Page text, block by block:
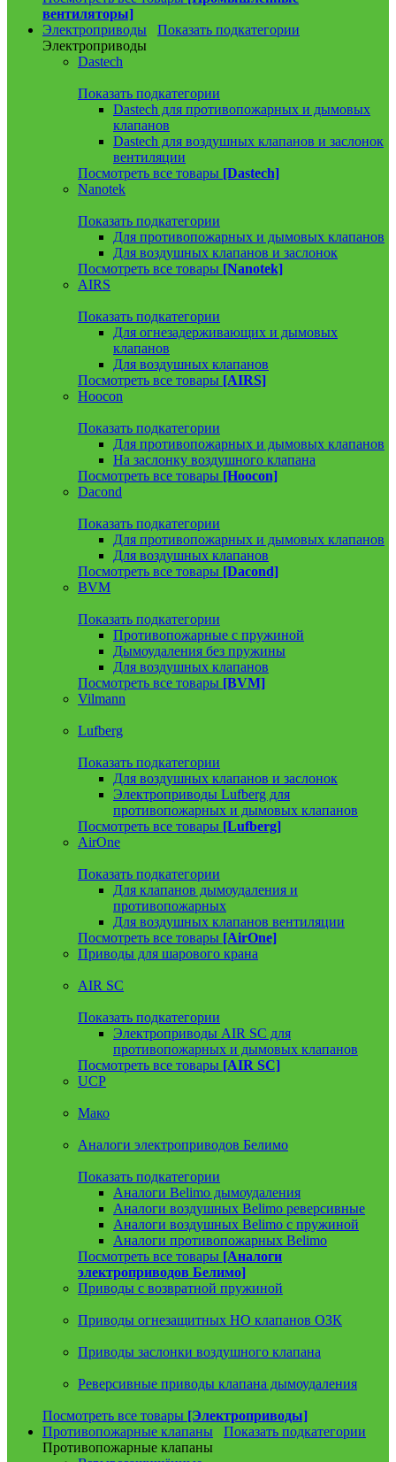
вентиляторы]
Электроприводы
Показать подкатегории
Электроприводы
Dastech
Показать подкатегории
Dastech для противопожарных и дымовых
клапанов
Dastech для воздушных клапанов и заслонок
вентиляции
Посмотреть все товары [Dastech]
Nanotek
Показать подкатегории
Для противопожарных и дымовых клапанов
Для воздушных клапанов и заслонок
Посмотреть все товары [Nanotek]
AIRS
Показать подкатегории
Для огнезадерживающих и дымовых
клапанов
Для воздушных клапанов
Посмотреть все товары [AIRS]
Hoocon
Показать подкатегории
Для противопожарных и дымовых клапанов
На заслонку воздушного клапана
Посмотреть все товары [Hoocon]
Dacond
Показать подкатегории
Для противопожарных и дымовых клапанов
Для воздушных клапанов
Посмотреть все товары [Dacond]
BVM
Показать подкатегории
Противопожарные с пружиной
Дымоудаления без пружины
Для воздушных клапанов
Посмотреть все товары [BVM]
Vilmann
Lufberg
Показать подкатегории
Для воздушных клапанов и заслонок
Электроприводы Lufberg для
противопожарных и дымовых клапанов
Посмотреть все товары [Lufberg]
AirOne
Показать подкатегории
Для клапанов дымоудаления и
противопожарных
Для воздушных клапанов вентиляции
Посмотреть все товары [AirOne]
Приводы для шарового крана
AIR SC
Показать подкатегории
Электроприводы AIR SC для
противопожарных и дымовых клапанов
Посмотреть все товары [AIR SC]
UCP
Мако
Аналоги электроприводов Белимо
Показать подкатегории
Аналоги Belimo дымоудаления
Аналоги воздушных Belimo реверсивные
Аналоги воздушных Belimo с пружиной
Аналоги противопожарных Belimo
Посмотреть все товары [Аналоги
электроприводов Белимо]
Приводы с возвратной пружиной
Приводы огнезащитных НО клапанов ОЗК
Приводы заслонки воздушного клапана
Реверсивные приводы клапана дымоудаления
Посмотреть все товары [Электроприводы]
Противопожарные клапаны
Показать подкатегории
Противопожарные клапаны